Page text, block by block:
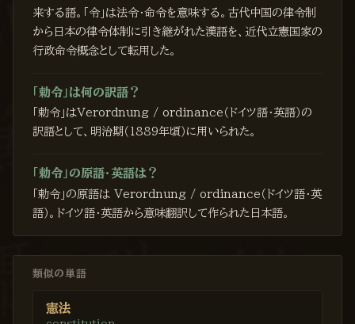
来する語。「令」は法令・命令を意味する。古代中国の律令制
から日本の律令体制に引き継がれた漢語を、近代立憲国家の
行政命令概念として転用した。
「勅令」は何の訳語？
「勅令」はVerordnung / ordinance（ドイツ語・英語）の
訳語として、明治期（1889年頃）に用いられた。
「勅令」の原語・英語は？
「勅令」の原語は Verordnung / ordinance（ドイツ語・英
語）。ドイツ語・英語から意味翻訳して作られた日本語。
類似の単語
憲法